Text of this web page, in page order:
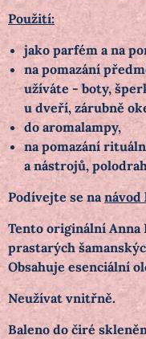
Použití:
jako parfém a na
na pomazání
užíváte - boty,
u dveří, zárubně
do aromalampy,
na pomazání
a nástrojů,
Podívejte se na návod
Tento originální Anna
prastarých
Obsahuje esenciální
Neužívat vnitřně.
Baleno do čiré